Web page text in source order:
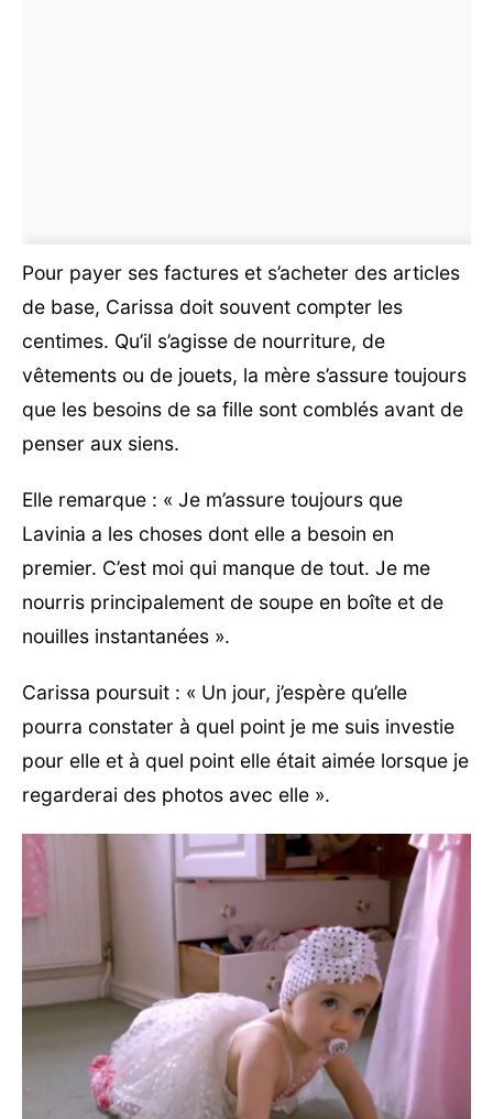
Pour payer ses factures et s’acheter des articles
de base, Carissa doit souvent compter les
centimes. Qu’il s’agisse de nourriture, de
vêtements ou de jouets, la mère s’assure toujours
que les besoins de sa fille sont comblés avant de
penser aux siens.
Elle remarque : « Je m’assure toujours que
Lavinia a les choses dont elle a besoin en
premier. C’est moi qui manque de tout. Je me
nourris principalement de soupe en boîte et de
nouilles instantanées ».
Carissa poursuit : « Un jour, j’espère qu’elle
pourra constater à quel point je me suis investie
pour elle et à quel point elle était aimée lorsque je
regarderai des photos avec elle ».